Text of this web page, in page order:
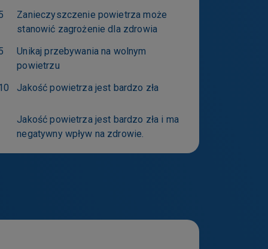
Zanieczyszczenie powietrza może
stanowić zagrożenie dla zdrowia
Unikaj przebywania na wolnym
powietrzu
Jakość powietrza jest bardzo zła
Jakość powietrza jest bardzo zła i ma
negatywny wpływ na zdrowie.